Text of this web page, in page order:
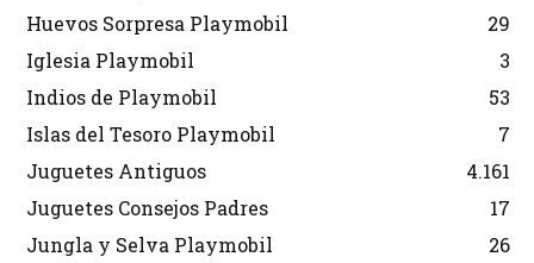
Huevos Sorpresa Playmobil
29
Iglesia Playmobil
3
Indios de Playmobil
53
Islas del Tesoro Playmobil
7
Juguetes Antiguos
4.161
Juguetes Consejos Padres
17
Jungla y Selva Playmobil
26